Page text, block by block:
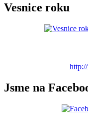
Vesnice roku
Jsme na